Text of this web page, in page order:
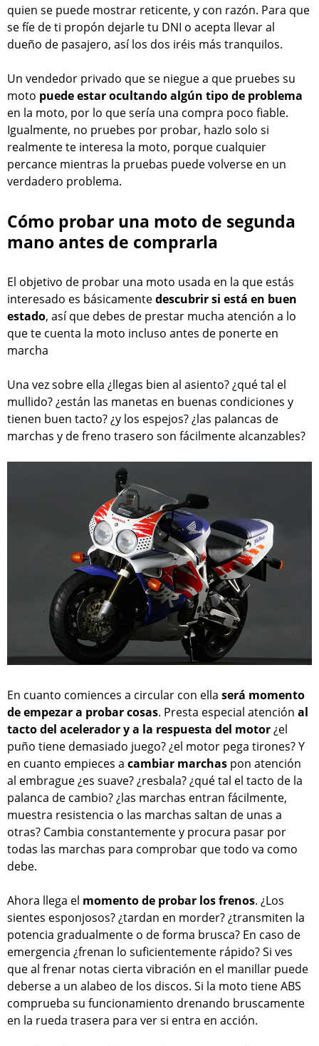
quien se puede mostrar reticente, y con razón. Para que
se fíe de ti propón dejarle tu DNI o acepta llevar al
dueño de pasajero, así los dos iréis más tranquilos.
Un vendedor privado que se niegue a que pruebes su
moto puede estar ocultando algún tipo de problema
en la moto, por lo que sería una compra poco fiable.
Igualmente, no pruebes por probar, hazlo solo si
realmente te interesa la moto, porque cualquier
percance mientras la pruebas puede volverse en un
verdadero problema.
Cómo probar una moto de segunda
mano antes de comprarla
El objetivo de probar una moto usada en la que estás
interesado es básicamentedescubrir si está en buen
estado, así que debes de prestar mucha atención a lo
que te cuenta la moto incluso antes de ponerte en
marcha
Una vez sobre ella ¿llegas bien al asiento? ¿qué tal el
mullido? ¿están las manetas en buenas condiciones y
tienen buen tacto? ¿y los espejos? ¿las palancas de
marchas y de freno trasero son fácilmente alcanzables?
En cuanto comiences a circular con ella será momento
de empezar a probar cosas. Presta especial atención al
tacto del acelerador y a la respuesta del motor¿el
puño tiene demasiado juego? ¿el motor pega tirones? Y
en cuanto empieces a cambiar marchas pon atención
al embrague ¿es suave? ¿resbala? ¿qué tal el tacto de la
palanca de cambio? ¿las marchas entran fácilmente,
muestra resistencia o las marchas saltan de unas a
otras? Cambia constantemente y procura pasar por
todas las marchas para comprobar que todo va como
debe.
Ahora llega el momento de probar los frenos. ¿Los
sientes esponjosos? ¿tardan en morder? ¿transmiten la
potencia gradualmente o de forma brusca? En caso de
emergencia ¿frenan lo suficientemente rápido? Si ves
que al frenar notas cierta vibración en el manillar puede
deberse a un alabeo de los discos. Si la moto tiene ABS
comprueba su funcionamiento drenando bruscamente
en la rueda trasera para ver si entra en acción.